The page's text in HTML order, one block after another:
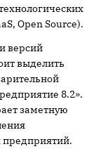
Open Source).
версий
выделить
8.2».
заметную
предприятий.